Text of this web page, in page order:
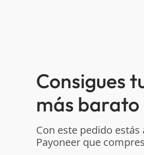
Consigues
más barato
Con este pedido estás
Payoneer que